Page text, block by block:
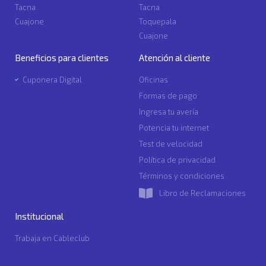
Tacna
Cuajone
Tacna
Toquepala
Cuajone
Beneficios para clientes
Cuponera Digital
Atención al cliente
Oficinas
Formas de pago
Ingresa tu avería
Potencia tu internet
Test de velocidad
Política de privacidad
Términos y condiciones
Libro de Reclamaciones
Institucional
Trabaja en Cableclub